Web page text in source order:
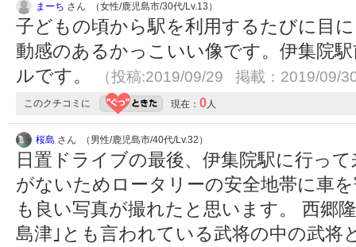
まーち さん （女性/鹿児島市/30代/Lv.13）
子どもの頃から駅を利用するたびに目
動感のあるかっこいい像です。伊集院
ルです。
（投稿:2019/09/29 掲載：2019/09/
このクチコミに 現在： 0人
桜島 さん （男性/鹿児島市/40代/Lv.32）
日置ドライブの最後、伊集院駅に行っ
がないためロータリーの安全地帯に車
も良い写真が撮れたと思います。 西郷
島津｣とも言われている武将の中の武将